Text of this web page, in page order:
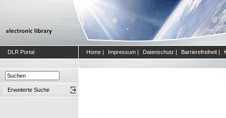
DLR Portal Home | Impressum | Datenschutz | Barrierefreiheit |
Erweiterte Suche